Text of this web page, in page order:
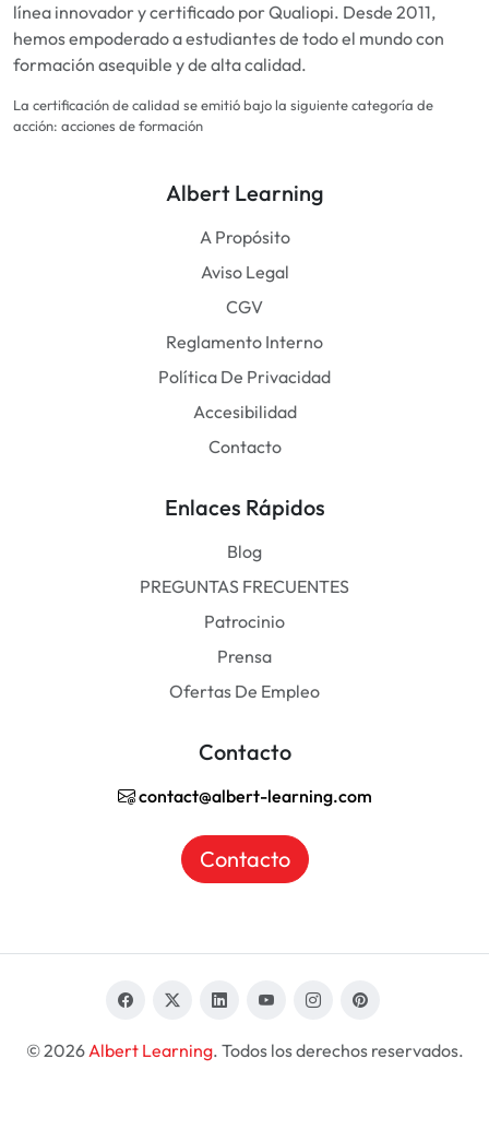
línea innovador y certificado por Qualiopi. Desde 2011,
hemos empoderado a estudiantes de todo el mundo con
formación asequible y de alta calidad.
La certificación de calidad se emitió bajo la siguiente categoría de
acción: acciones de formación
Albert Learning
A Propósito
Aviso Legal
CGV
Reglamento Interno
Política De Privacidad
Accesibilidad
Contacto
Enlaces Rápidos
Blog
PREGUNTAS FRECUENTES
Patrocinio
Prensa
Ofertas De Empleo
Contacto
contact@albert-learning.com
Contacto
© 2026Albert Learning. Todos los derechos reservados.